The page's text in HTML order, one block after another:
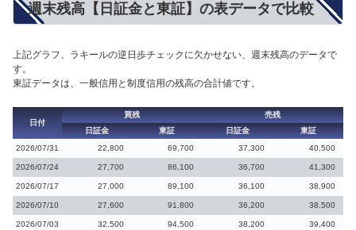
週末残高【日証金と東証】の表データで比較
上記グラフ、ラキールの逆日歩チェックに欠かせない、週末残高のデータで
す。
東証データは、一般信用と制度信用の残高の合計値です。
日付
買残
売残
日証金
東証 日証金
東証
2026/07/31
22,800 69,700 37,300 40,500
2026/07/24 27,700 86,100 36,700 41,300
2026/07/17 27,000 89,100 36,100 38,900
2026/07/10 27,600 91,800 36,200 38,500
2026/07/03 32,500 94,500 38,200 39,400